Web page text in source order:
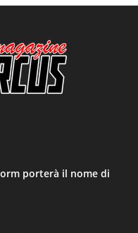
porterà il nome di